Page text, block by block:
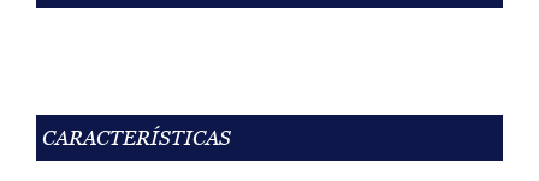
CARACTERÍSTICAS